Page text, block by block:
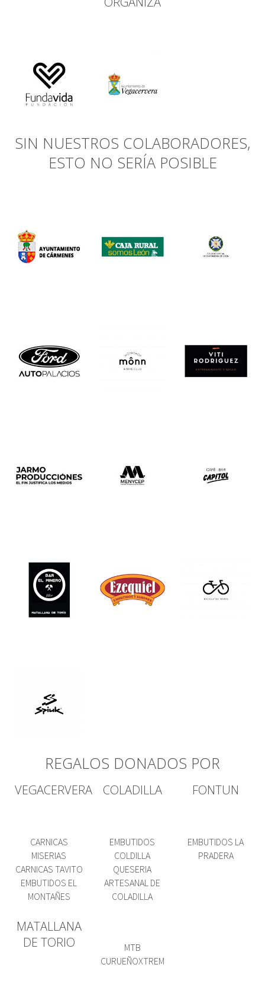
SIN NUESTROS COLABORADORES,
ESTO NO SERÍA POSIBLE
REGALOS DONADOS POR
VEGACERVERA
CARNICAS
MISERIAS
CARNICAS TAVITO
EMBUTIDOS EL
MONTAÑES
COLADILLA
EMBUTIDOS
COLDILLA
QUESERIA
ARTESANAL DE
COLADILLA
FONTUN
EMBUTIDOS LA
PRADERA
MATALLANA
DE TORIO
MTB
CURUEÑOXTREM